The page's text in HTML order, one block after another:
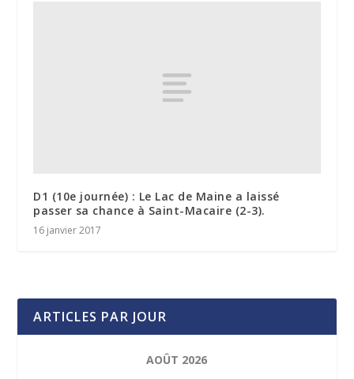
D1 (10e journée) : Le Lac de Maine a laissé
passer sa chance à Saint-Macaire (2-3).
16 janvier 2017
ARTICLES PAR JOUR
AOÛT 2026